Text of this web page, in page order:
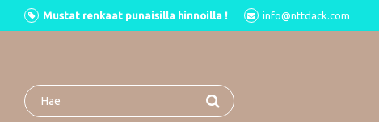
Mustat renkaat punaisilla hinnoilla ! info@nttdack.com